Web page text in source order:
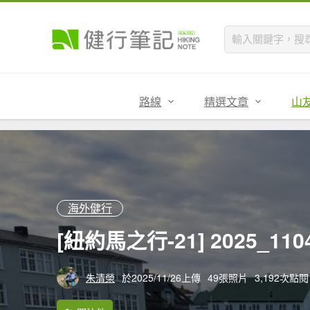
路線 精選文章 山
海外健行
[紐約馬之行-21]
朱清榮 於2025/11/26上傳 49張照片 3,192次點閱